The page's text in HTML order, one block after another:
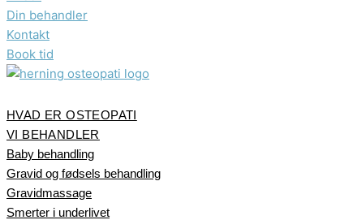
Din behandler
Kontakt
Book tid
HVAD ER OSTEOPATI
VI BEHANDLER
Baby behandling
Gravid og fødsels behandling​
Gravidmassage
Smerter i underlivet